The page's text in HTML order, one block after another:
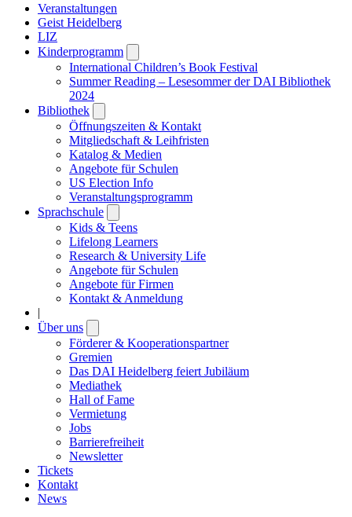
Veranstaltungen
Geist Heidelberg
LIZ
Kinderprogramm
submenu
International Children’s Book Festival
Summer Reading – Lesesommer der DAI Bibliothek
2024
Bibliothek
submenu
Öffnungszeiten & Kontakt
Mitgliedschaft & Leihfristen
Katalog & Medien
Angebote für Schulen
US Election Info
Veranstaltungsprogramm
Sprachschule
submenu
Kids & Teens
Lifelong Learners
Research & University Life
Angebote für Schulen
Angebote für Firmen
Kontakt & Anmeldung
|
Über uns
submenu
Förderer & Kooperationspartner
Gremien
Das DAI Heidelberg feiert Jubiläum
Mediathek
Hall of Fame
Vermietung
Jobs
Barrierefreiheit
Newsletter
Tickets
Kontakt
News